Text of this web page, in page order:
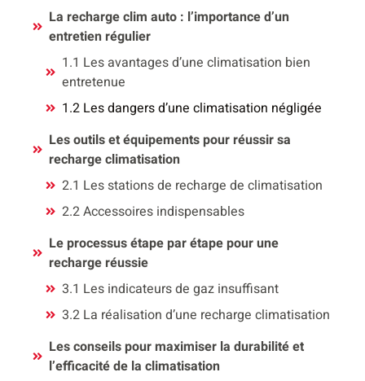
La recharge clim auto : l’importance d’un
entretien régulier
1.1 Les avantages d’une climatisation bien
entretenue
1.2 Les dangers d’une climatisation négligée
Les outils et équipements pour réussir sa
recharge climatisation
2.1 Les stations de recharge de climatisation
2.2 Accessoires indispensables
Le processus étape par étape pour une
recharge réussie
3.1 Les indicateurs de gaz insuffisant
3.2 La réalisation d’une recharge climatisation
Les conseils pour maximiser la durabilité et
l’efficacité de la climatisation